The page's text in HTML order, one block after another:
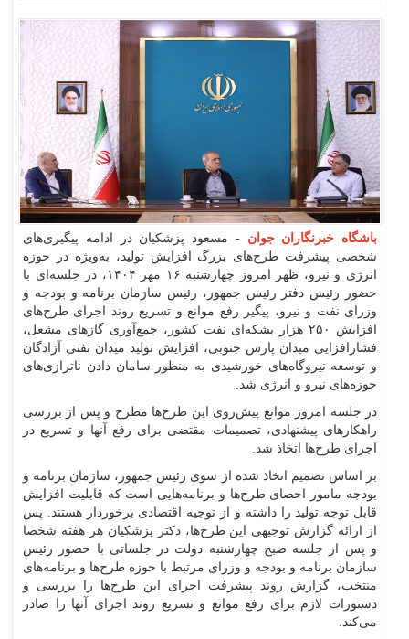
باشگاه خبرنگاران جوان - مسعود پزشکیان در ادامه پیگیری‌های
شخصی پیشرفت طرح‌های بزرگ افزایش تولید، به‌ویژه در حوزه
انرژی و نیرو، ظهر امروز چهارشنبه ۱۶ مهر ۱۴۰۴، در جلسه‌ای با
حضور رئیس دفتر رئیس جمهور، رئیس سازمان برنامه و بودجه و
وزرای نفت و نیرو، پیگیر رفع موانع و تسریع روند اجرای طرح‌های
افزایش ۲۵۰ هزار بشکه‌ای نفت کشور، جمع‌آوری گاز‌های مشعل،
فشارافزایی میدان پارس جنوبی، افزایش تولید میدان نفتی آزادگان
و توسعه نیروگاه‌های خورشیدی به منظور سامان دادن ناترازی‌های
حوزه‌های نیرو و انرژی شد.
در جلسه امروز موانع پیش‌روی این طرح‌ها مطرح و پس از بررسی
راهکار‌های پیشنهادی، تصمیمات مقتضی برای رفع آنها و تسریع در
اجرای طرح‌ها اتخاذ شد.
بر اساس تصمیم اتخاذ شده از سوی رئیس جمهور، سازمان برنامه و
بودجه مامور احصای طرح‌ها و برنامه‌هایی است که قابلیت افزایش
قابل توجه تولید را داشته و از توجیه اقتصادی برخوردار هستند. پس
از ارائه گزارش توجیهی این طرح‌ها، دکتر پزشکیان هر هفته شخصا
و پس از جلسه صبح چهارشنبه دولت در جلساتی با حضور رئیس
سازمان برنامه و بودجه و وزرای مرتبط با حوزه طرح‌ها و برنامه‌های
منتخب، گزارش روند پیشرفت اجرای این طرح‌ها را بررسی و
دستورات لازم برای رفع موانع و تسریع روند اجرای آنها را صادر
می‌کند.